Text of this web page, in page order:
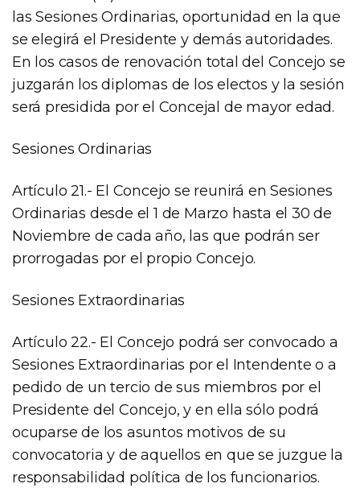
las Sesiones Ordinarias, oportunidad en la que
se elegirá el Presidente y demás autoridades.
En los casos de renovación total del Concejo se
juzgarán los diplomas de los electos y la sesión
será presidida por el Concejal de mayor edad.
Sesiones Ordinarias
Artículo 21.- El Concejo se reunirá en Sesiones
Ordinarias desde el 1 de Marzo hasta el 30 de
Noviembre de cada año, las que podrán ser
prorrogadas por el propio Concejo.
Sesiones Extraordinarias
Artículo 22.- El Concejo podrá ser convocado a
Sesiones Extraordinarias por el Intendente o a
pedido de un tercio de sus miembros por el
Presidente del Concejo, y en ella sólo podrá
ocuparse de los asuntos motivos de su
convocatoria y de aquellos en que se juzgue la
responsabilidad política de los funcionarios.